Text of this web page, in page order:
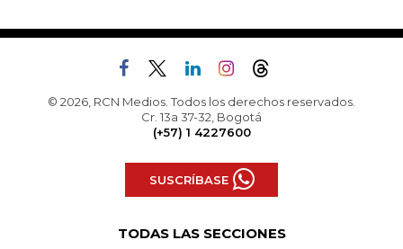
© 2026, RCN Medios. Todos los derechos reservados.
Cr. 13a 37-32, Bogotá
(+57) 1 4227600
SUSCRÍBASE
TODAS LAS SECCIONES